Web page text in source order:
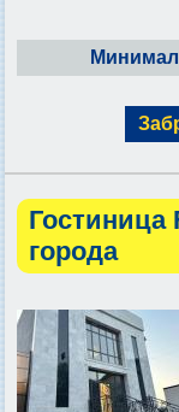
Гостиница
города